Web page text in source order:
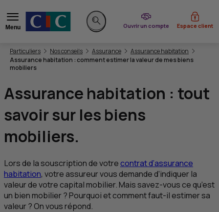
Menu
Rechercher sur le site
Ouvrir un compte
du CIC Espace client
Vous êtes ici:
Particuliers Nos conseils Assurance
Assurance habitation
Assurance habitation : comment estimer la valeur de mes biens
mobiliers
Assurance habitation : tout
savoir sur les biens
mobiliers.
Lors de la souscription de votrecontrat d’assurance
habitation, votre assureur vous demande d’indiquer la
valeur de votre capital mobilier. Mais savez-vous ce qu’est
un bien mobilier ? Pourquoi et comment faut-il estimer sa
valeur ? On vous répond.